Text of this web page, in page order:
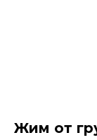
Жим от